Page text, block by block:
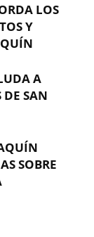
LOS
Y
A
DE SAN
SOBRE